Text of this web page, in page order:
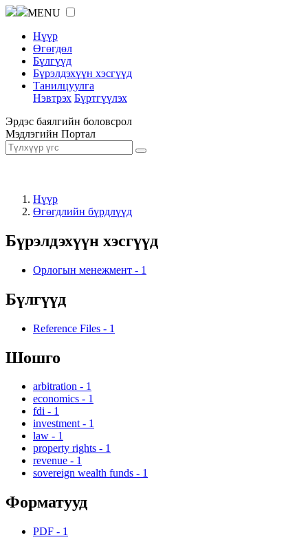
MENU
Нүүр
Өгөгдөл
Бүлгүүд
Бүрэлдэхүүн хэсгүүд
Танилцуулга
Нэвтрэх Бүртгүүлэх
Эрдэс баялгийн боловсрол
Мэдлэгийн Портал
Нүүр
Өгөгдлийн бүрдлүүд
Бүрэлдэхүүн хэсгүүд
Орлогын менежмент - 1
Бүлгүүд
Reference Files - 1
Шошго
arbitration - 1
economics - 1
fdi - 1
investment - 1
law - 1
property rights - 1
revenue - 1
sovereign wealth funds - 1
Форматууд
PDF - 1